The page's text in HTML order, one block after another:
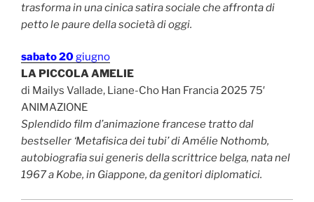
trasforma in una cinica satira sociale che affronta di
petto le paure della società di oggi.
sabato 20giugno
LA PICCOLA AMELIE
di Mailys Vallade, Liane-Cho Han Francia 2025 75′
ANIMAZIONE
Splendido film d’animazione francese tratto dal
bestseller ‘Metafisica dei tubi’ di Amélie Nothomb,
autobiografia sui generis della scrittrice belga, nata nel
1967 a Kobe, in Giappone, da genitori diplomatici.